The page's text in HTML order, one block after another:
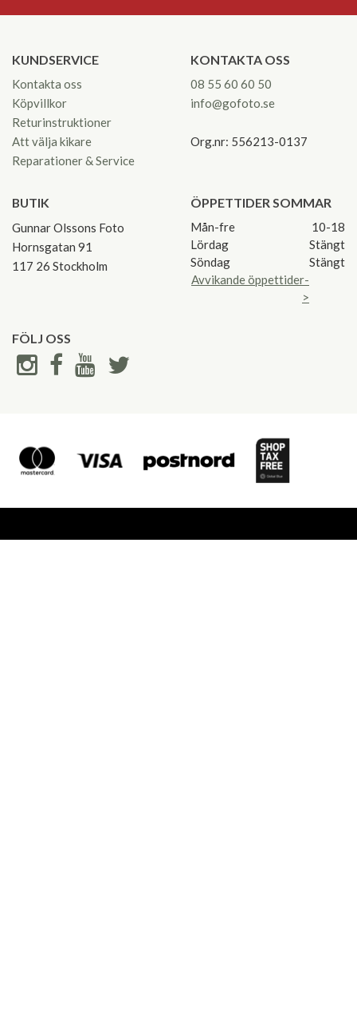
KUNDSERVICE
Kontakta oss
Köpvillkor
Returinstruktioner
Att välja kikare
Reparationer & Service
KONTAKTA OSS
08 55 60 60 50
info@gofoto.se
Org.nr: 556213-0137
BUTIK
Gunnar Olssons Foto
Hornsgatan 91
117 26 Stockholm
ÖPPETTIDER SOMMAR
Mån-fre
10-18
Lördag
Stängt
Söndag
Stängt
Avvikande öppettider-
>
FÖLJ OSS